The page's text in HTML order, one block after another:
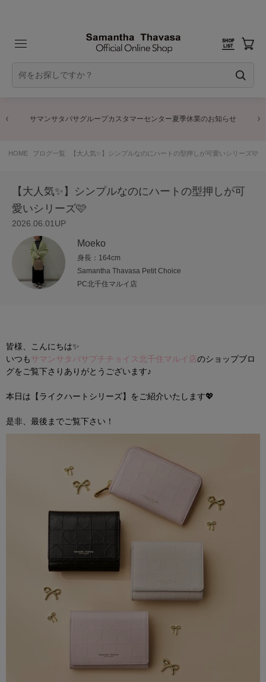
サマンサタバサグループカスタマーセンター夏季休業のお知らせ
HOME ブログ一覧 【大人気✨】シンプルなのにハートの型押しが可愛いシリーズ🩷
【大人気✨】シンプルなのにハートの型押しが可
愛いシリーズ🩷
2026.06.01UP
Moeko
Samantha Thavasa Petit Choice
身長：164cm
PC北千住マルイ店
皆様、こんにちは✨
いつもサマンサタバサプチチョイス北千住マルイ店のショップブロ
グをご覧下さりありがとうございます♪
本日は【ライクハートシリーズ】をご紹介いたします💖
是非、最後までご覧下さい！